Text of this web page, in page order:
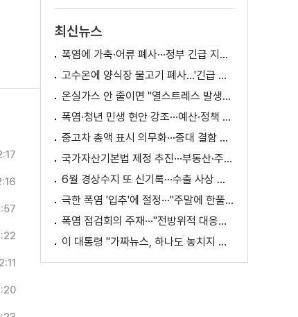
최신뉴스
폭염에 가축·어류 폐사···정부 긴급 지원책 마련
고수온에 양식장 물고기 폐사...'긴급 방류' 지원
온실가스 안 줄이면 "열스트레스 발생일 29배 증가"
폭염·청년 민생 현안 강조···예산·정책 방향 제시
중고차 총액 표시 의무화···중대 결함 시 '계약 해제'
국가자산기본법 제정 추진···부동산·주식 등 통합 관리
6월 경상수지 또 신기록···수출 사상 첫 1천억 달러
극한 폭염 '입추'에 절정···"주말에 한풀 꺾인다"
폭염 점검회의 주재···"전방위적 대응체계 가동"
이 대통령 "가짜뉴스, 하나도 놓치지 말고 바로잡아야"